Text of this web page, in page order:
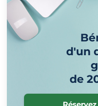
d'un
de